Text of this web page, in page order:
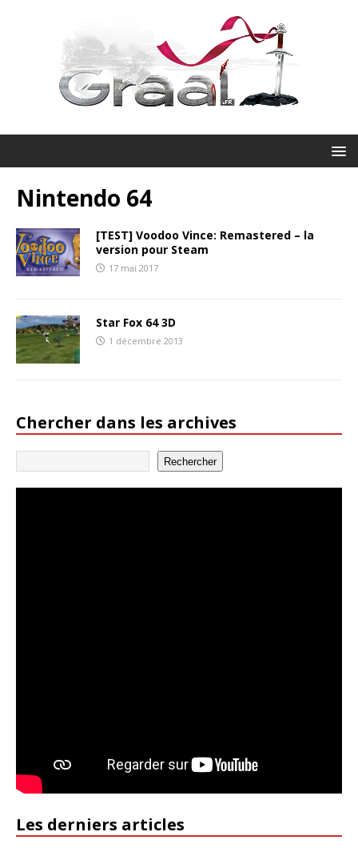
Nintendo 64
[TEST] Voodoo Vince: Remastered – la
version pour Steam
17 mai 2017
Star Fox 64 3D
1 décembre 2013
Chercher dans les archives
Rechercher
Les derniers articles